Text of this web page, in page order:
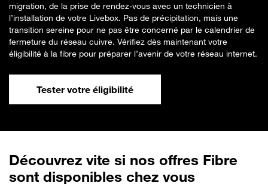
migration, de la prise de rendez-vous avec un technicien à
l’installation de votre Livebox. Pas de précipitation, mais une
transition sereine pour ne pas être concerné par le calendrier de
fermeture du réseau cuivre. Vérifiez dès maintenant votre
éligibilité à la fibre pour préparer l’avenir de votre réseau internet.
Tester votre éligibilité
Découvrez vite si nos offres Fibre
sont disponibles chez vous